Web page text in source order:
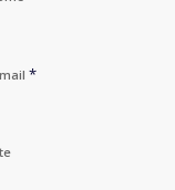
*